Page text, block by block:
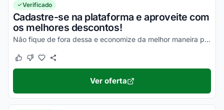
Verificado
Cadastre-se na plataforma e aproveite com
os melhores descontos!
Não fique de fora dessa e economize da melhor maneira possível!
Este cupom funcionou
Este cupom não funcionou
Ver oferta